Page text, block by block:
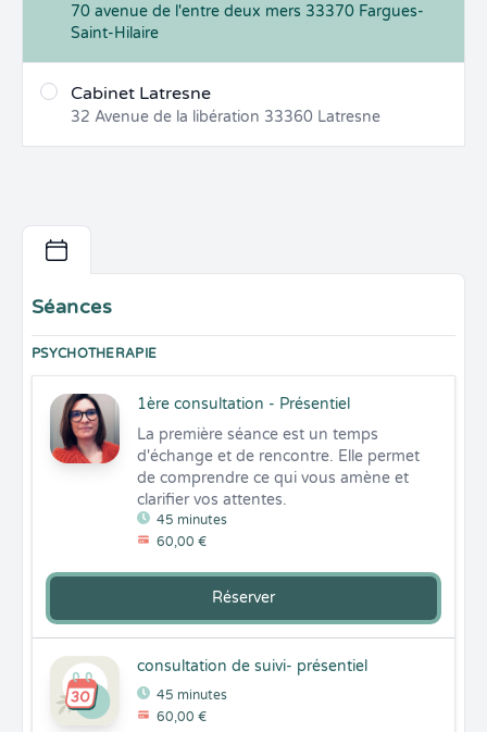
70 avenue de l'entre deux mers 33370 Fargues-
Saint-Hilaire
Cabinet Latresne
32 Avenue de la libération 33360 Latresne
Séances
PSYCHOTHERAPIE
1ère consultation - Présentiel
45 minutes
60,00 €
La première séance est un temps
d'échange et de rencontre. Elle permet
de comprendre ce qui vous amène et
clarifier vos attentes.
Réserver
consultation de suivi- présentiel
45 minutes
60,00 €